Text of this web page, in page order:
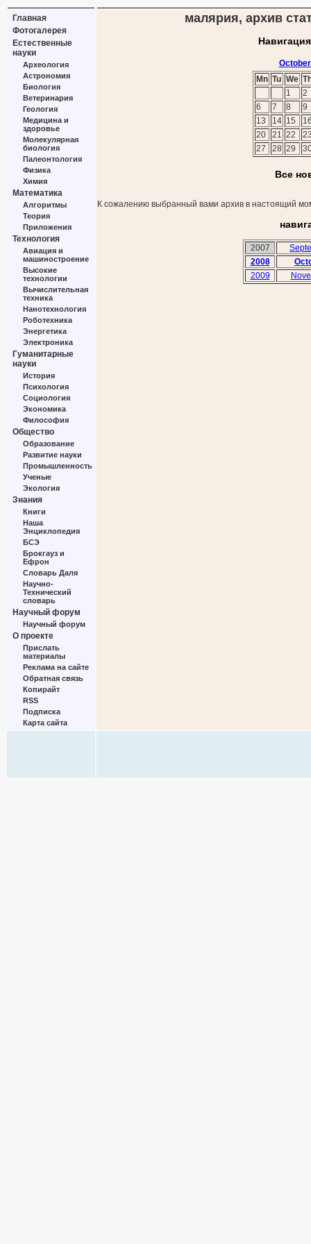
Главная
Фотогалерея
Естественные
науки
Археология
Астрономия
Биология
Ветеринария
Геология
Медицина и
здоровье
Молекулярная
биология
Палеонтология
Физика
Химия
Математика
Алгоритмы
Теория
Приложения
Технология
Авиация и
машиностроение
Высокие
технологии
Вычислительная
техника
Нанотехнология
Роботехника
Энергетика
Электроника
Гуманитарные
науки
История
Психология
Социология
Экономика
Философия
Общество
Образование
Развитие науки
Промышленность
Ученые
Экология
Знания
Книги
Наша
Энциклопедия
БСЭ
Брокгауз и
Ефрон
Словарь Даля
Научно-
Технический
словарь
Научный форум
Научный форум
О проекте
Прислать
материалы
Реклама на сайте
Обратная связь
Копирайт
RSS
Подписка
Карта сайта
малярия, архив
Mn Tu We
1
2
6
7 8
9
13
14 15
20
21 22
27
28 29
Все
К сожалению выбранный вами архив в настоящий
2007
2008
2009